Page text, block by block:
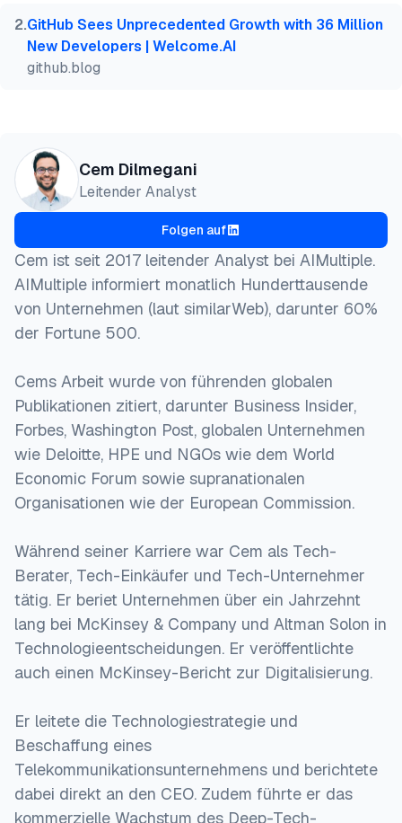
2.GitHub Sees Unprecedented Growth with 36 Million
New Developers | Welcome.AI
github.blog
Cem Dilmegani
Leitender Analyst
Folgen auf
Cem ist seit 2017 leitender Analyst bei AIMultiple.
AIMultiple informiert monatlich Hunderttausende
von Unternehmen (laut similarWeb), darunter 60%
der Fortune 500.
Cems Arbeit wurde von führenden globalen
Publikationen zitiert, darunter Business Insider,
Forbes, Washington Post, globalen Unternehmen
wie Deloitte, HPE und NGOs wie dem World
Economic Forum sowie supranationalen
Organisationen wie der European Commission.
Während seiner Karriere war Cem als Tech-
Berater, Tech-Einkäufer und Tech-Unternehmer
tätig. Er beriet Unternehmen über ein Jahrzehnt
lang bei McKinsey & Company und Altman Solon in
Technologieentscheidungen. Er veröffentlichte
auch einen McKinsey-Bericht zur Digitalisierung.
Er leitete die Technologiestrategie und
Beschaffung eines
Telekommunikationsunternehmens und berichtete
dabei direkt an den CEO. Zudem führte er das
kommerzielle Wachstum des Deep-Tech-